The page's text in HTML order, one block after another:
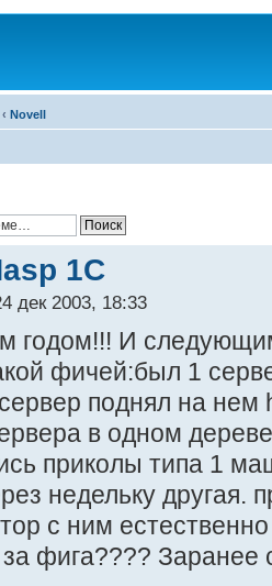
‹ Novell
1C
дек 2003, 18:33
годом!!! И
фичей:был 1
поднял на нем
в одном
приколы типа 1
недельку другая.
с ним
фига???? Заранее